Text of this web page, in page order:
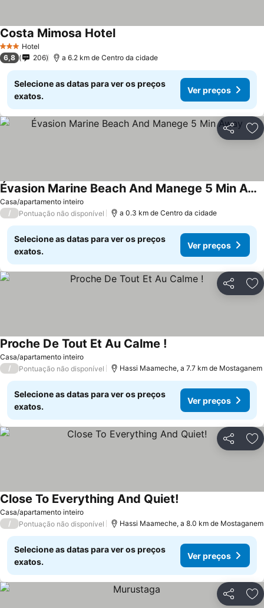
3 EstrelasHotel
Costa Mimosa HotelVer preços
6,8 206 a 6.2 km de Centro da cidade
Selecione as datas para ver os preços
exatos.
Ver preços
Partilhar
Casa/apartamento inteiro
Évasion Marine Beach And Manege 5 Min Away
Ver preços
/ Pontuação não disponível a 0.3 km de Centro da cidade
Selecione as datas para ver os preços
exatos.
Ver preços
Partilhar
Casa/apartamento inteiro
Proche De Tout Et Au Calme !
/ Pontuação não disponível Hassi Maameche, a 7.7 km de Mostaganem
Selecione as datas para ver os preços
exatos.
Ver preços
Partilhar
Casa/apartamento inteiro
Close To Everything And Quiet!
/ Pontuação não disponível Hassi Maameche, a 8.0 km de Mostaganem
Selecione as datas para ver os preços
exatos.
Ver preços
Partilhar